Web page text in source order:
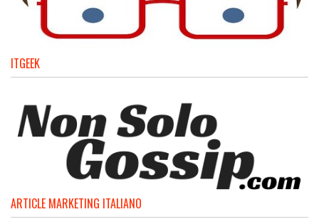
ITGEEK
ARTICLE MARKETING ITALIANO